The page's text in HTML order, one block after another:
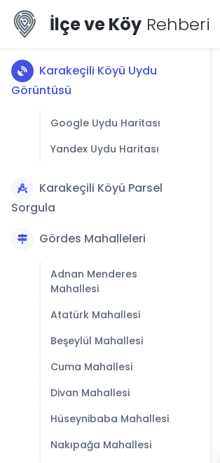
İlçe ve Köy Rehberi
Karakeçili Köyü Uydu
Görüntüsü
Google Uydu Haritası
Yandex Uydu Haritası
Karakeçili Köyü Parsel
Sorgula
Gördes Mahalleleri
Adnan Menderes
Mahallesi
Atatürk Mahallesi
Beşeylül Mahallesi
Cuma Mahallesi
Divan Mahallesi
Hüseynibaba Mahallesi
Nakıpağa Mahallesi